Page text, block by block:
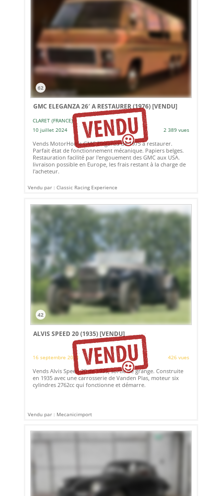
62
GMC ELEGANZA 26′ A RESTAURER (1976)[VENDU]
CLARET (FRANCE)
10 juillet 2024
2 389 vues
Vends MotorHome GMC Eleganza de 1975 à restaurer.
Parfait état de fonctionnement mécanique. Papiers belges.
Restauration facilité par l'engouement des GMC aux USA.
livraison possible en Europe, les frais restant à la charge de
l'acheteur.
Vendu par : Classic Racing Experience
42
ALVIS SPEED 20 (1935)[VENDU]
16 septembre 2021 426 vues
Vends Alvis Speed 20 de 1935, sortie de grange. Construite
en 1935 avec une carrosserie de Vanden Plas, moteur six
cylindres 2762cc qui fonctionne et démarre.
Vendu par : Mecanicimport